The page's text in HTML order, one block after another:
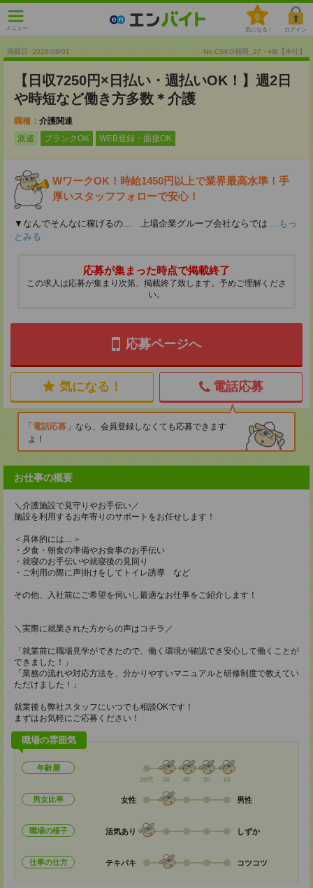
メニュー
0
気になる！ ログイン
掲載日 :2026/08/01 No.CSKO福岡_27・HB【本社】
【日収7250円×日払い・週払いOK！】週2日
や時短など働き方多数＊介護
職種： 介護関連
派遣
ブランクOK WEB登録・面接OK
WワークOK！時給1450円以上で業界最高水準！手
厚いスタッフフォローで安心！
▼なんでそんなに稼げるの... 上場企業グループ会社ならでは ...もっ
とみる
応募が集まった時点で掲載終了
この求人は応募が集まり次第、掲載終了致します。予めご理解くださ
い。
応募ページへ
気になる！ 電話応募
電話応募
なら、会員登録しなくても応募できます
よ！
お仕事の概要
＼介護施設で見守りやお手伝い／
施設を利用するお年寄りのサポートをお任せします！
＜具体的には…＞
・夕食・朝食の準備やお食事のお手伝い
・就寝のお手伝いや就寝後の見回り
・ご利用の際に声掛けをしてトイレ誘導 など
その他、入社前にご希望を伺いし最適なお仕事をご紹介します！
＼実際に就業された方からの声はコチラ／
「就業前に職場見学ができたので、働く環境が確認でき安心して働くことが
できました！」
「業務の流れや対応方法を、分かりやすいマニュアルと研修制度で教えてい
ただけました！」
就業後も弊社スタッフにいつでも相談OKです！
まずはお気軽にご応募ください！
職場の雰囲気
年齢層
20代 30 40 50 60
男女比率 女性 男性
職場の様子 活気あり しずか
仕事の仕方 テキパキ コツコツ